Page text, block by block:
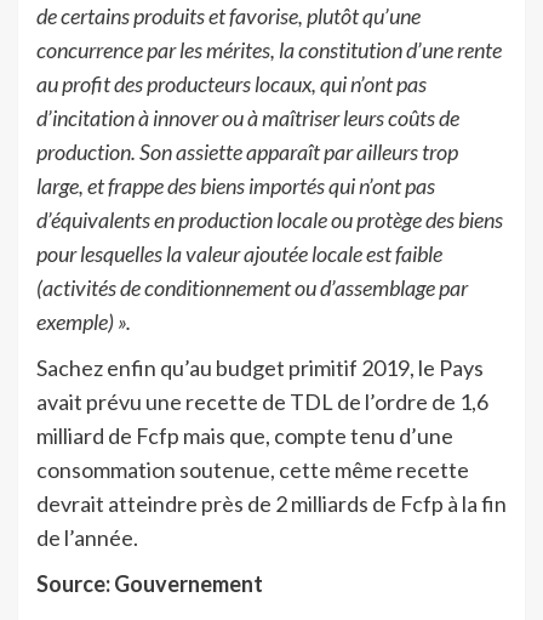
de certains produits et favorise, plutôt qu’une
concurrence par les mérites, la constitution d’une rente
au profit des producteurs locaux, qui n’ont pas
d’incitation à innover ou à maîtriser leurs coûts de
production. Son assiette apparaît par ailleurs trop
large, et frappe des biens importés qui n’ont pas
d’équivalents en production locale ou protège des biens
pour lesquelles la valeur ajoutée locale est faible
(activités de conditionnement ou d’assemblage par
exemple) ».
Sachez enfin qu’au budget primitif 2019, le Pays
avait prévu une recette de TDL de l’ordre de 1,6
milliard de Fcfp mais que, compte tenu d’une
consommation soutenue, cette même recette
devrait atteindre près de 2 milliards de Fcfp à la fin
de l’année.
Source: Gouvernement